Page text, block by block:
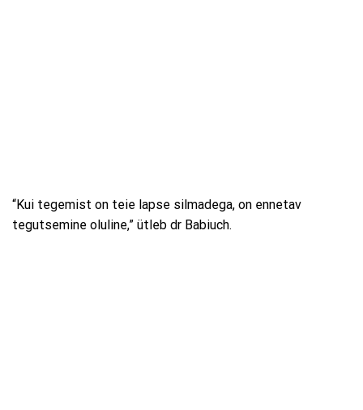
“Kui tegemist on teie lapse silmadega, on ennetav
tegutsemine oluline,” ütleb dr Babiuch.